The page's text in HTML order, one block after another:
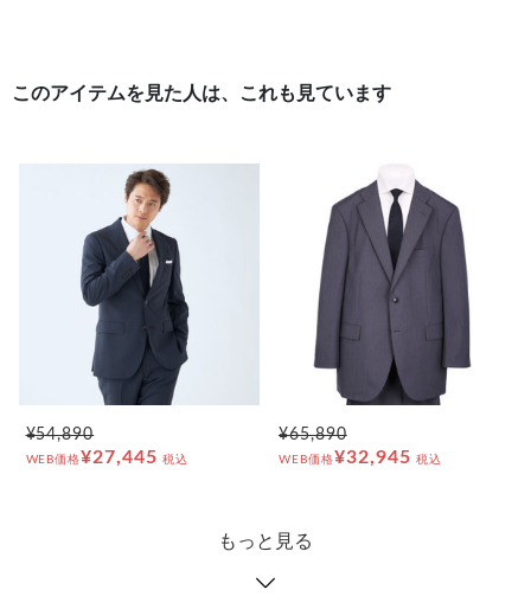
このアイテムを見た人は、これも見ています
¥54,890
WEB価格¥27,445 税込
¥65,890
WEB価格¥32,945 税込
もっと見る